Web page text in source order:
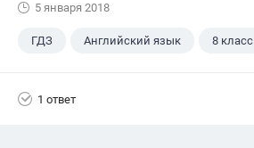
5 января 2018
ГДЗ Английский язык 8 класс
1 ответ